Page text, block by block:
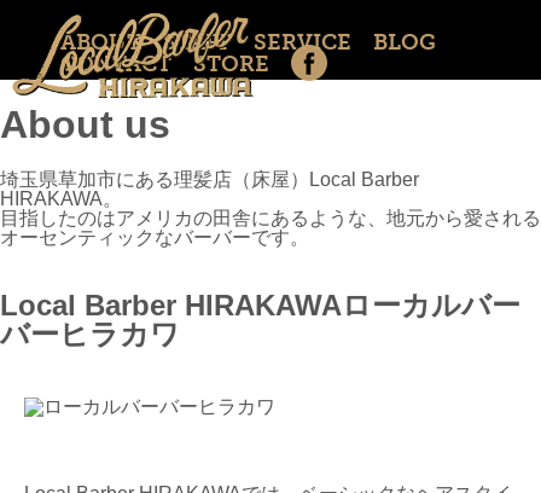
ABOUT STAFF SERVICE
BLOG
CONTACT
STORE
About us
埼玉県草加市にある理髪店（床屋）Local Barber
HIRAKAWA。
目指したのはアメリカの田舎にあるような、地元から愛される
オーセンティックなバーバーです。
Local Barber HIRAKAWAローカルバー
バーヒラカワ